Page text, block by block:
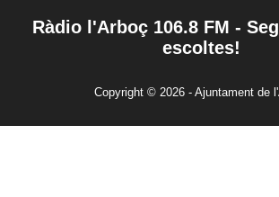
Ràdio l'Arboç 106.8 FM -
escoltes!
Copyright © 2026 - Ajuntament de